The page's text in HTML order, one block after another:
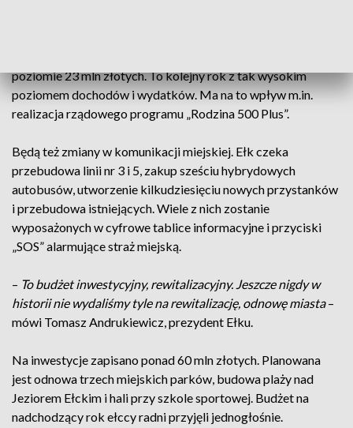
poziomie 23 mln złotych. To kolejny rok z tak wysokim
poziomem dochodów i wydatków. Ma na to wpływ m.in.
realizacja rządowego programu „Rodzina 500 Plus”.
Będą też zmiany w komunikacji miejskiej. Ełk czeka
przebudowa linii nr 3 i 5, zakup sześciu hybrydowych
autobusów, utworzenie kilkudziesięciu nowych przystanków
i przebudowa istniejących. Wiele z nich zostanie
wyposażonych w cyfrowe tablice informacyjne i przyciski
„SOS” alarmujące straż miejską.
– To budżet inwestycyjny, rewitalizacyjny. Jeszcze nigdy w
historii nie wydaliśmy tyle na rewitalizację, odnowę miasta–
mówi Tomasz Andrukiewicz, prezydent Ełku.
Na inwestycje zapisano ponad 60 mln złotych. Planowana
jest odnowa trzech miejskich parków, budowa plaży nad
Jeziorem Ełckim i hali przy szkole sportowej. Budżet na
nadchodzący rok ełccy radni przyjęli jednogłośnie.